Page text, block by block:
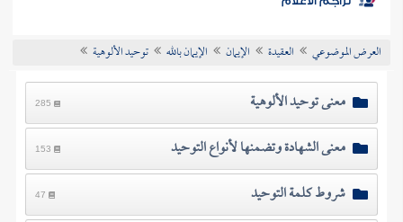
موضوعي
تراجم الأعلام
العرض الموضوعي العقيدة الإيمان الإيمان بالله توحيد الألوهية
معنى توحيد الألوهية 285
معنى الشهادة وتضمنها لأنواع التوحيد 153
شروط كلمة التوحيد 47